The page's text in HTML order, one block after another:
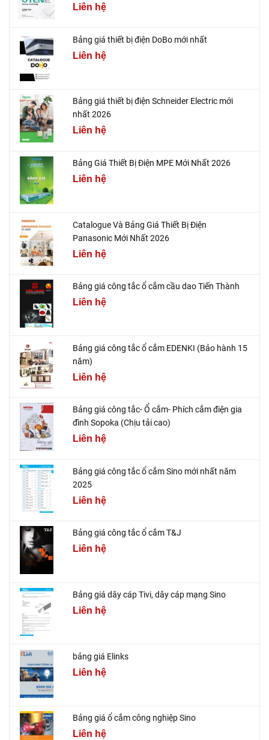
Liên hệ
Bảng giá thiết bị điện DoBo mới nhất
Liên hệ
Bảng giá thiết bị điện Schneider Electric mới
nhất 2026
Liên hệ
Bảng Giá Thiết Bị Điện MPE Mới Nhất 2026
Liên hệ
Catalogue Và Bảng Giá Thiết Bị Điện
Panasonic Mới Nhất 2026
Liên hệ
Bảng giá công tắc ổ cắm cầu dao Tiến Thành
Liên hệ
Bảng giá công tắc ổ cắm EDENKI (Bảo hành 15
năm)
Liên hệ
Bảng giá công tắc- Ổ cắm- Phích cắm điện gia
đình Sopoka (Chịu tải cao)
Liên hệ
Bảng giá công tắc ổ cắm Sino mới nhất năm
2025
Liên hệ
Bảng giá công tắc ổ cắm T&J
Liên hệ
Bảng giá dây cáp Tivi, dây cáp mạng Sino
Liên hệ
bảng giá Elinks
Liên hệ
Bảng giá ổ cắm công nghiệp Sino
Liên hệ